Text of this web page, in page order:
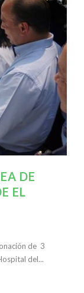
DE
EL
de 3
del...